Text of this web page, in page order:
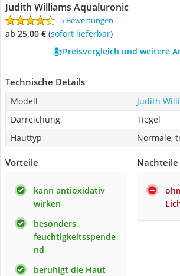
Judith Williams Aqualuronic
5 Bewertungen
ab 25,00 € ( Sofort lieferbar)
Preisvergleich und weitere
Technische Details
Modell
Judith
Darreichung
Tiegel
Hauttyp
Normale,
Vorteile
kann antioxidativ
wirken
besonders
feuchtigkeitsspende
nd
beruhigt die Haut
Nachteile